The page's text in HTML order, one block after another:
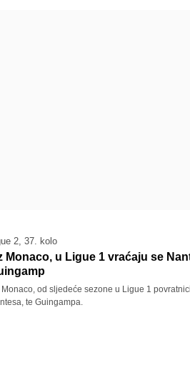
2, 37. kolo
Monaco, u Ligue 1 vraćaju se
Monaco, od sljedeće sezone u Ligue 1
te Guingampa.